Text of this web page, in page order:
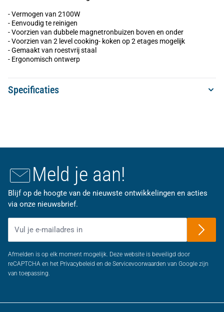
- Vermogen van 2100W
- Eenvoudig te reinigen
- Voorzien van dubbele magnetronbuizen boven en onder
- Voorzien van 2 level cooking- koken op 2 etages mogelijk
- Gemaakt van roestvrij staal
- Ergonomisch ontwerp
Specificaties
Meld je aan!
Blijf op de hoogte van de nieuwste ontwikkelingen en acties
via onze nieuwsbrief.
Afmelden is op elk moment mogelijk. Deze website is beveiligd door
reCAPTCHA en het Privacybeleid en de Servicevoorwaarden van Google zijn
van toepassing.